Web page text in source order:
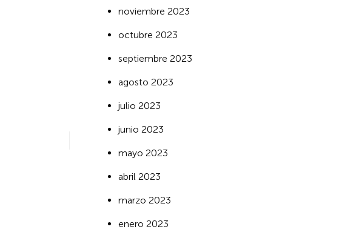
noviembre 2023
octubre 2023
septiembre 2023
agosto 2023
julio 2023
junio 2023
mayo 2023
abril 2023
marzo 2023
enero 2023